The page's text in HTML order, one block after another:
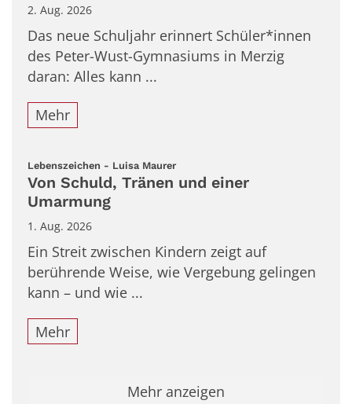
2. Aug. 2026
Das neue Schuljahr erinnert Schüler*innen
des Peter-Wust-Gymnasiums in Merzig
daran: Alles kann ...
Mehr
Lebenszeichen - Luisa Maurer:
Von Schuld, Tränen und einer
Umarmung
1. Aug. 2026
Ein Streit zwischen Kindern zeigt auf
berührende Weise, wie Vergebung gelingen
kann – und wie ...
Mehr
Mehr anzeigen